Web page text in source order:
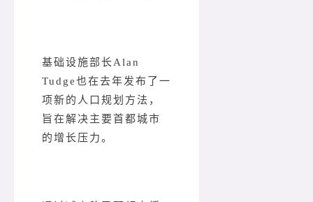
基础设施部长Alan
Tudge也在去年发布了一
项新的人口规划方法，
旨在解决主要首都城市
的增长压力。